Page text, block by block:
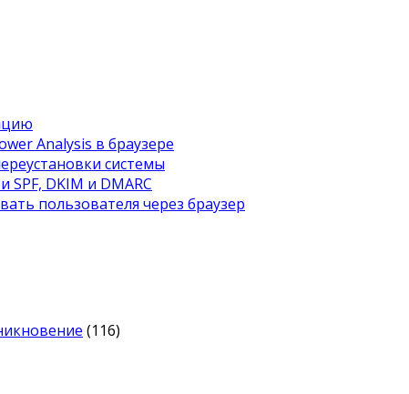
Analysis в браузере
системы
SPF, DKIM и DMARC
пользователя через браузер
(116)